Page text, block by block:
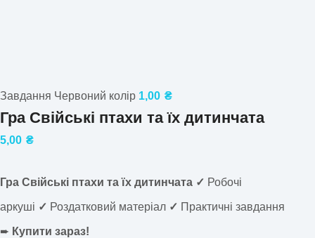
Завдання Червоний колір 1,00 ₴
Гра Свійські птахи та їх дитинчата
5,00 ₴
Гра Свійські птахи та їх дитинчата ✓ Робочі
аркуші ✓ Роздатковий матеріал ✓ Практичні завдання
➨ Купити зараз!